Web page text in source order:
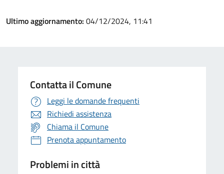
Ultimo aggiornamento: 04/12/2024, 11:41
Contatta il Comune
Leggi le domande frequenti
Richiedi assistenza
Chiama il Comune
Prenota appuntamento
Problemi in città